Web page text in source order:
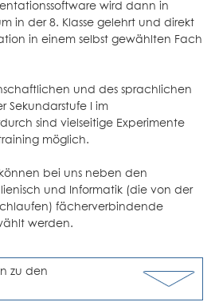
wird dann in
in der 8. Klasse gelehrt und direkt
in einem selbst gewählten Fach
und des sprachlichen
Sekundarstufe I im
sind vielseitige Experimente
möglich.
können bei uns neben den
und Informatik (die von der
fächerverbindende
werden.
zu den